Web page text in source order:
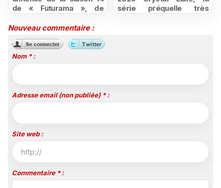
de « Futurama », de
série préquelle très
Nouveau commentaire :
Nom * :
Adresse email (non publiée) * :
Site web :
Commentaire * :